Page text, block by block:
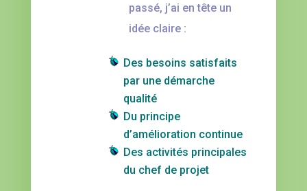
passé, j’ai en tête un
idée claire :
Des besoins satisfaits
par une démarche
qualité
Du principe
d’amélioration continue
Des activités principales
du chef de projet